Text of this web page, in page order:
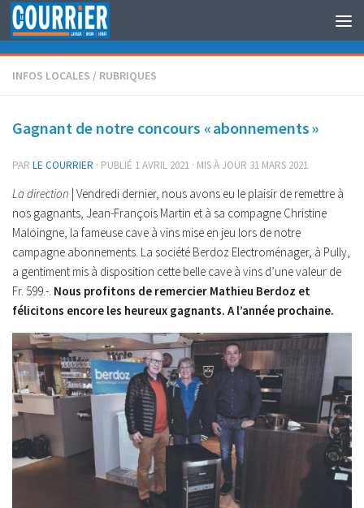
Au dessous du contenu
INFOS LOCALES / RUBRIQUES
Gagnant de notre concours « abonnements »
PAR LE COURRIER · PUBLIÉ 1 AVRIL 2021 · MIS À JOUR 31 MARS 2021
La direction | Vendredi dernier, nous avons eu le plaisir de remettre à
nos gagnants, Jean-François Martin et à sa compagne Christine
Maloingne, la fameuse cave à vins mise en jeu lors de notre
campagne abonnements. La société Berdoz Electroménager, à Pully,
a gentiment mis à disposition cette belle cave à vins d’une valeur de
Fr. 599.-. Nous profitons de remercier Mathieu Berdoz et
félicitons encore les heureux gagnants. A l’année prochaine.